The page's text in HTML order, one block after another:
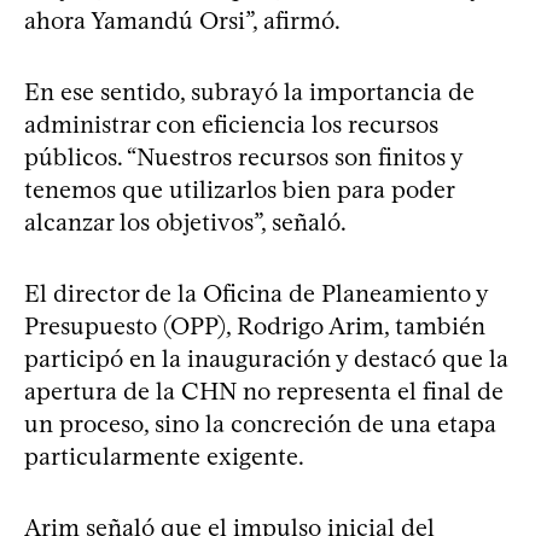
ahora Yamandú Orsi”, afirmó.
En ese sentido, subrayó la importancia de
administrar con eficiencia los recursos
públicos. “Nuestros recursos son finitos y
tenemos que utilizarlos bien para poder
alcanzar los objetivos”, señaló.
El director de la Oficina de Planeamiento y
Presupuesto (OPP), Rodrigo Arim, también
participó en la inauguración y destacó que la
apertura de la CHN no representa el final de
un proceso, sino la concreción de una etapa
particularmente exigente.
Arim señaló que el impulso inicial del